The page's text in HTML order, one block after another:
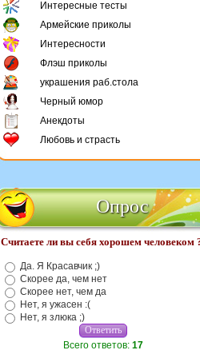
Интересные тесты
Армейские приколы
Интересности
Флэш приколы
украшения раб.стола
Черный юмор
Анекдоты
Любовь и страсть
Опрос
Считаете ли вы себя хорошем человеком
Да. Я Красавчик ;)
Скорее да, чем нет
Скорее нет, чем да
Нет, я ужасен :(
Нет, я злюка ;)
Всего ответов: 17